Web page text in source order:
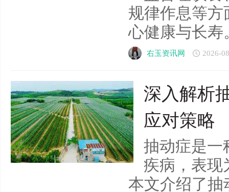
规律作息等方
心健康与长寿
右玉资讯网 2026-
深入解析
应对策略
抽动症是一
疾病，表现
本文介绍了抽